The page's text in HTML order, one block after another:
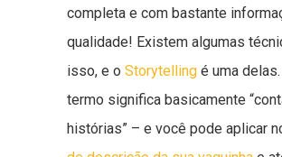
completa e com bastante
qualidade! Existem algumas
isso, e o Storytelling é uma
termo significa basicamente
histórias” – e você pode aplicar